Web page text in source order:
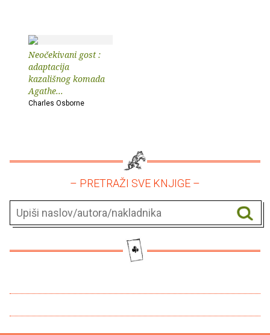
Neočekivani gost :
adaptacija
kazališnog komada
Agathe...
Charles Osborne
– PRETRAŽI SVE KNJIGE –